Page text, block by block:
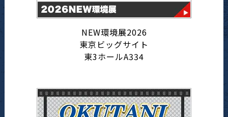
NEW環境展2026
東京ビッグサイト
東3ホールA334